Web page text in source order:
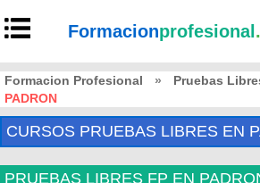
Formacionprofesional
Formacion Profesional » Pruebas
PADRON
CURSOS PRUEBAS LIBRES EN
PRUEBAS LIBRES FP EN